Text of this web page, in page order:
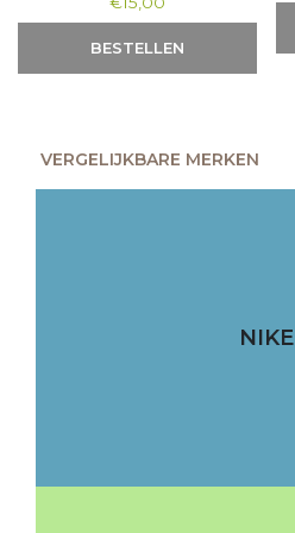
BESTELLEN
VERGELIJKBARE MERKEN
NIKE